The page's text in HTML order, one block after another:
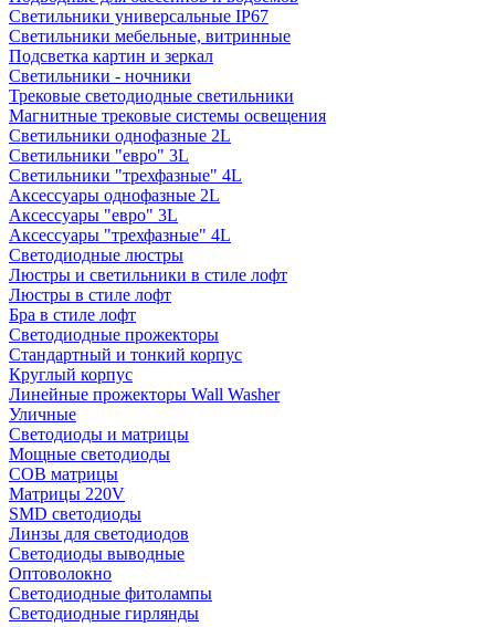
Светильники универсальные IP67
Светильники мебельные, витринные
Подсветка картин и зеркал
Светильники - ночники
Трековые светодиодные светильники
Магнитные трековые системы освещения
Светильники однофазные 2L
Светильники "евро" 3L
Светильники "трехфазные" 4L
Аксессуары однофазные 2L
Аксессуары "евро" 3L
Аксессуары "трехфазные" 4L
Светодиодные люстры
Люстры и светильники в стиле лофт
Люстры в стиле лофт
Бра в стиле лофт
Светодиодные прожекторы
Стандартный и тонкий корпус
Круглый корпус
Линейные прожекторы Wall Washer
Уличные
Светодиоды и матрицы
Мощные светодиоды
COB матрицы
Матрицы 220V
SMD светодиоды
Линзы для светодиодов
Светодиоды выводные
Оптоволокно
Светодиодные фитолампы
Светодиодные гирлянды